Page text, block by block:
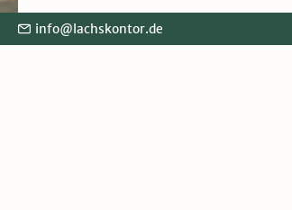
info@lachskontor.de